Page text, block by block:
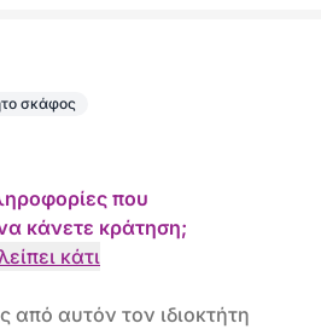
σκάφος
που
κάνετε κράτηση;
κάτι
από αυτόν τον ιδιοκτήτη